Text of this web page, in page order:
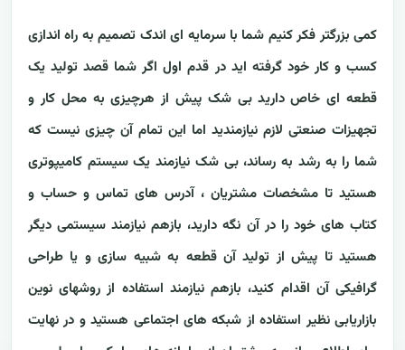
کمی بزرگتر فکر کنیم شما با سرمایه ای اندک تصمیم به راه اندازی
کسب و کار خود گرفته اید در قدم اول اگر شما قصد تولید یک
قطعه ای خاص دارید بی شک پیش از هرچیزی به محل کار و
تجهیزات صنعتی لازم نیازمندید اما این تمام آن چیزی نیست که
شما را به رشد به رساند، بی شک نیازمند یک سیستم کامیپوتری
هستید تا مشخصات مشتریان ، آدرس های تماس و حساب و
کتاب های خود را در آن نگه دارید، بازهم نیازمند سیستمی دیگر
هستید تا پیش از تولید آن قطعه به شبیه سازی و یا طراحی
گرافیکی آن اقدام کنید، بازهم نیازمند استفاده از روشهای نوین
بازاریابی نظیر استفاده از شبکه های اجتماعی هستید و در نهایت